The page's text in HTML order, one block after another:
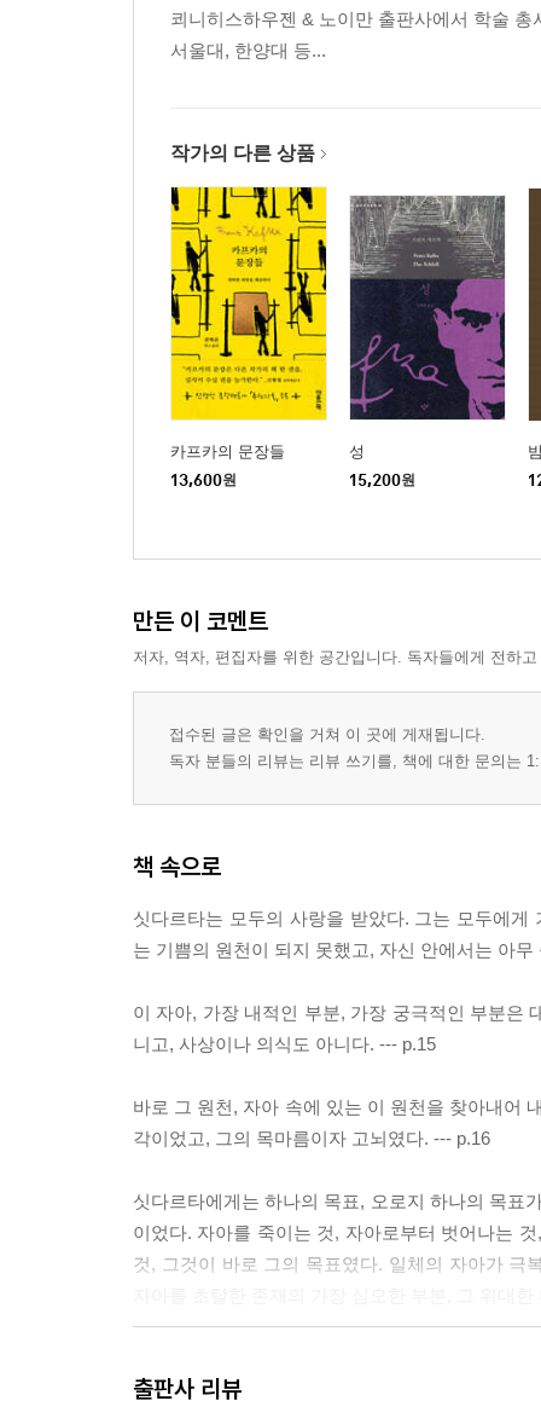
쾨니히스하우젠 & 노이만 출판사에서 학술
서울대, 한양대 등...
작가의 다른 상품
카프카의 문장들
13,600원
성
15,200원
만든 이 코멘트
저자, 역자, 편집자를 위한 공간입니다. 독자들에게 전하
접수된 글은 확인을 거쳐 이 곳에 게재됩니다.
독자 분들의 리뷰는 리뷰 쓰기를, 책에 대한 문의는
책 속으로
싯다르타는 모두의 사랑을 받았다. 그는 모두에
는 기쁨의 원천이 되지 못했고, 자신 안에서는 아
이 자아, 가장 내적인 부분, 가장 궁극적인 부분은
니고, 사상이나 의식도 아니다. --- p.15
바로 그 원천, 자아 속에 있는 이 원천을 찾아내어
각이었고, 그의 목마름이자 고뇌였다. --- p.16
싯다르타에게는 하나의 목표, 오로지 하나의 목표
이었다. 자아를 죽이는 것, 자아로부터 벗어나는
것, 그것이 바로 그의 목표였다. 일체의 자아가 극
네게 그토록 많은 가르침을 주었던 그들조차 도저
출판사 리뷰